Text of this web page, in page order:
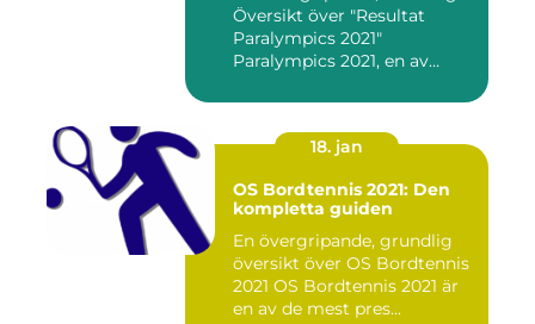
Översikt över "Resultat
Paralympics 2021"
Paralympics 2021, en av
18. jan
OS Bordtennis 2021: Den
kompletta guiden
En övergripande, grundlig
översikt över OS Bordtennis
2021 OS Bordtennis 2021 är
en av de mest pres...